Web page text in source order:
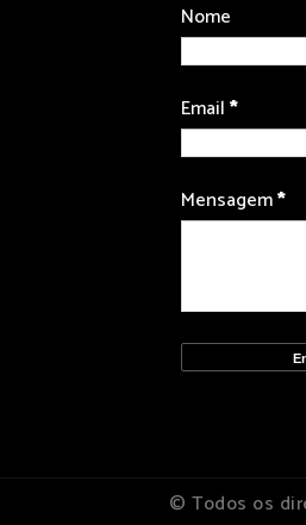
Nome
Email*
Mensagem*
© Todos os